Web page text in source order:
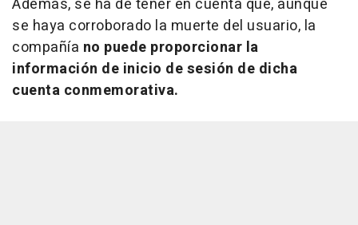
Además, se ha de tener en cuenta que, aunque
se haya corroborado la muerte del usuario, la
compañía no puede proporcionar la
información de inicio de sesión de dicha
cuenta conmemorativa.